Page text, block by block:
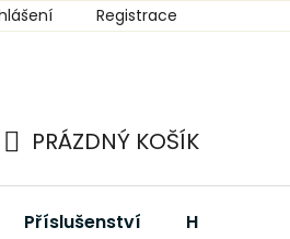
Registrace
KOŠÍK
PRÁZDNÝ KOŠÍK
Příslušenství Hudební